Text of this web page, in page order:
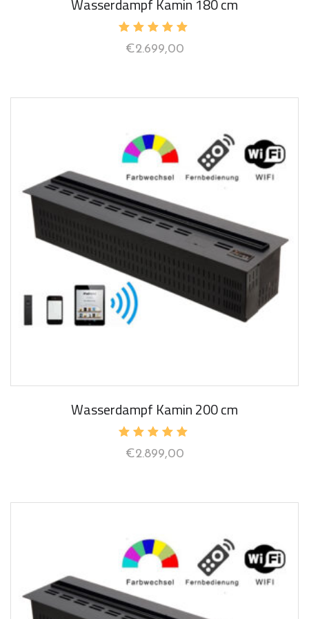
Wasserdampf Kamin 180 cm
Bewertet
mit
€2.699,00
Wasserdampf Kamin 200 cm
Bewertet
mit
€2.899,00